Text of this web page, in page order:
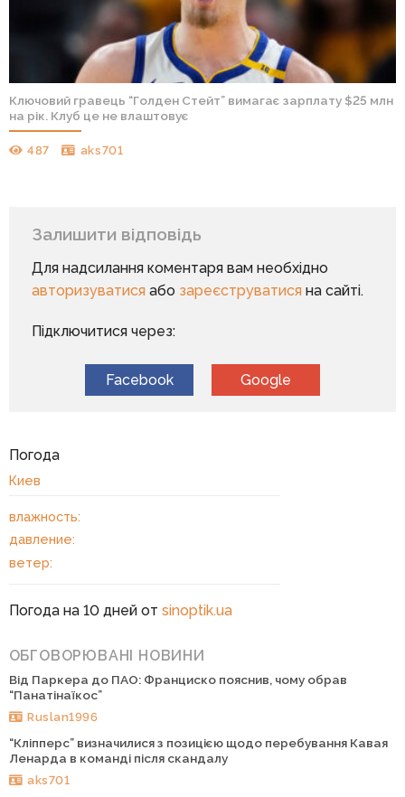
Ключовий гравець “Голден Стейт” вимагає зарплату $25 млн
на рік. Клуб це не влаштовує
487 aks701
Залишити відповідь
Для надсилання коментаря вам необхідно
авторизуватисяабо зареєструватисяна сайті.
Підключитися через:
Facebook Google
Погода
Киев
влажность:
давление:
ветер:
Погода на 10 дней от sinoptik.ua
ОБГОВОРЮВАНІ НОВИНИ
Від Паркера до ПАО: Франциско пояснив, чому обрав
“Панатінаїкос”
Ruslan1996
“Кліпперс” визначилися з позицією щодо перебування Кавая
Ленарда в команді після скандалу
aks701